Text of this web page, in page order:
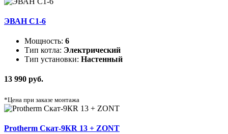
ЭВАН C1-6
Мощность: 6
Тип котла: Электрический
Тип установки: Настенный
13 990 руб.
*Цена при заказе монтажа
Protherm Скат-9КR 13 + ZONT